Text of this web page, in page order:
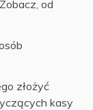
od
złożyć
kasy